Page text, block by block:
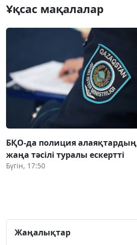
Ұқсас мақалалар
БҚО-да полиция алаяқтардың
жаңа тәсілі туралы ескертті
Бүгін, 17:50
Жаңалықтар